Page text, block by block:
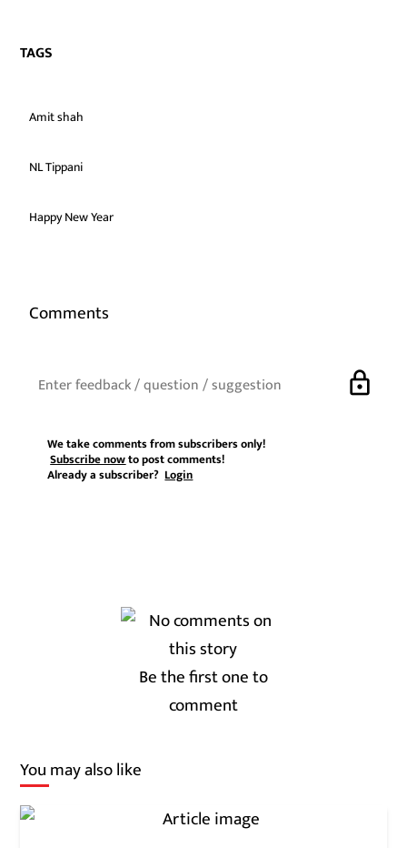
TAGS
Amit shah
NL Tippani
Happy New Year
Comments
lock
We take comments from subscribers only!
Subscribe nowto post comments!
Already a subscriber?Login
Be the first one to
comment
You may also like